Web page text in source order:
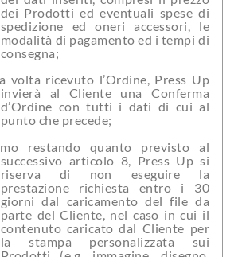
dei Prodotti ed eventuali spese di
spedizione ed oneri accessori, le
modalità di pagamento ed i tempi di
consegna;
invierà al Cliente una Conferma
d’Ordine con tutti i dati di cui al
punto che precede;
successivo articolo 8, Press Up si
riserva di non eseguire la
prestazione richiesta entro i 30
giorni dal caricamento del file da
parte del Cliente, nel caso in cui il
contenuto caricato dal Cliente per
la stampa personalizzata sui